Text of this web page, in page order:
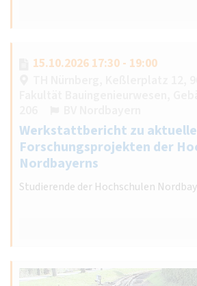
15.10.2026 17:30 - 19:00
Werkstattbericht zu
Forschungsprojekten der
Nordbayerns
Studierende der Hochschulen